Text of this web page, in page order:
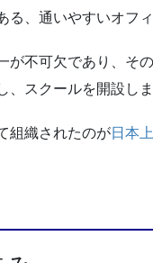
る、通いやすいオフ
が不可欠であり、そ
、スクールを開設しま
組織されたのが日本